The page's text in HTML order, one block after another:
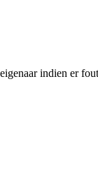
indien er